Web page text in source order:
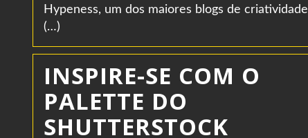
Hypeness, um dos maiores blogs de criatividade
(…)
INSPIRE-SE COM O
PALETTE DO
SHUTTERSTOCK